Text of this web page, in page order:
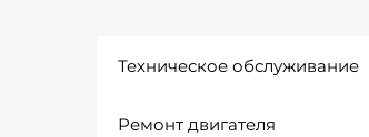
Техническое обслуживание
Ремонт двигателя